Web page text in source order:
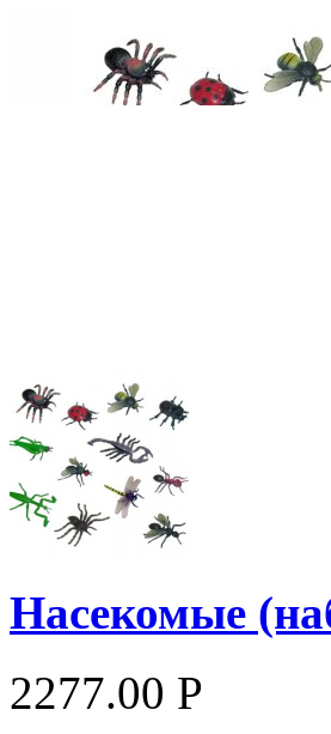
Насекомые
2277.00 Р